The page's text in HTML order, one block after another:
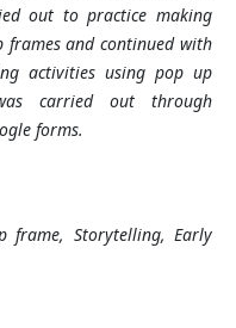
out to practice making
and continued with
activities using pop up
carried out through
forms.
frame, Storytelling, Early